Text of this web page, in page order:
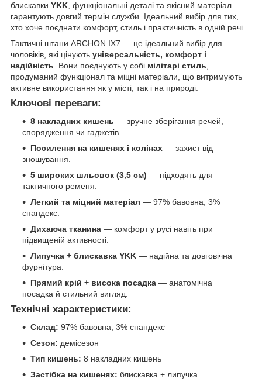
блискавки YKK, функціональні деталі та якісний матеріал
гарантують довгий термін служби. Ідеальний вибір для тих,
хто хоче поєднати комфорт, стиль і практичність в одній речі.
Тактичні штани ARCHON IX7 — це ідеальний вибір для
чоловіків, які цінують універсальність, комфорт і
надійність. Вони поєднують у собі мілітарі стиль,
продуманий функціонал та міцні матеріали, що витримують
активне використання як у місті, так і на природі.
Ключові переваги:
8 накладних кишень — зручне зберігання речей,
спорядження чи гаджетів.
Посилення на кишенях і колінах — захист від
зношування.
5 широких шльовок (3,5 см) — підходять для
тактичного ременя.
Легкий та міцний матеріал — 97% бавовна, 3%
спандекс.
Дихаюча тканина — комфорт у русі навіть при
підвищеній активності.
Липучка + блискавка YKK — надійна та довговічна
фурнітура.
Прямий крій + висока посадка — анатомічна
посадка й стильний вигляд.
Технічні характеристики:
Склад: 97% бавовна, 3% спандекс
Сезон: демісезон
Тип кишень: 8 накладних кишень
Застібка на кишенях: блискавка + липучка